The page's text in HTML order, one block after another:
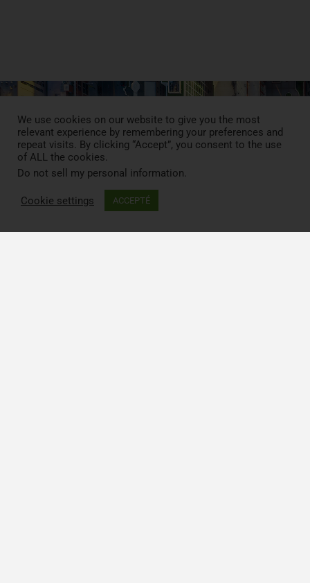
We use cookies on our website to give you the most
relevant experience by remembering your preferences and
repeat visits. By clicking “Accept”, you consent to the use
of ALL the cookies.
Do not sell my personal information.
Cookie settings ACCEPTÉ